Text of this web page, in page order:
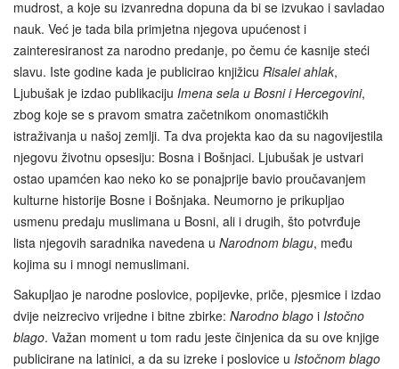
mudrost, a koje su izvanredna dopuna da bi se izvukao i savladao
nauk. Već je tada bila primjetna njegova upućenost i
zainteresiranost za narodno predanje, po čemu će kasnije steći
slavu. Iste godine kada je publicirao knjižicu Risalei ahlak,
Ljubušak je izdao publikaciju Imena sela u Bosni i Hercegovini,
zbog koje se s pravom smatra začetnikom onomastičkih
istraživanja u našoj zemlji. Ta dva projekta kao da su nagovijestila
njegovu životnu opsesiju: Bosna i Bošnjaci. Ljubušak je ustvari
ostao upamćen kao neko ko se ponajprije bavio proučavanjem
kulturne historije Bosne i Bošnjaka. Neumorno je prikupljao
usmenu predaju muslimana u Bosni, ali i drugih, što potvrđuje
lista njegovih saradnika navedena u Narodnom blagu, među
kojima su i mnogi nemuslimani.
Sakupljao je narodne poslovice, popijevke, priče, pjesmice i izdao
dvije neizrecivo vrijedne i bitne zbirke: Narodno blago i Istočno
blago. Važan moment u tom radu jeste činjenica da su ove knjige
publicirane na latinici, a da su izreke i poslovice u Istočnom blago